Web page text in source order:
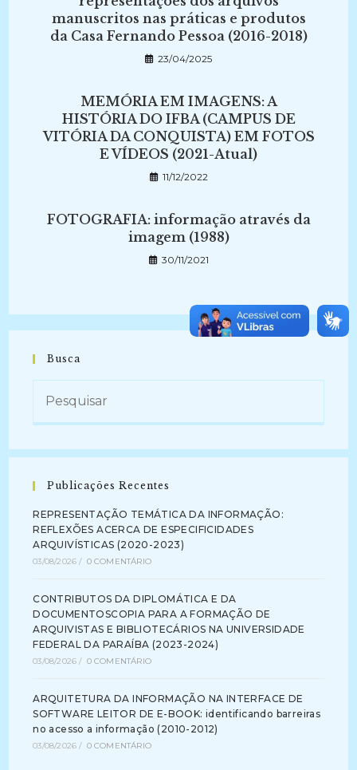
manuscritos nas práticas e produtos
da Casa Fernando Pessoa (2016-2018)
23/04/2025
MEMÓRIA EM IMAGENS: A
HISTÓRIA DO IFBA (CAMPUS DE
VITÓRIA DA CONQUISTA) EM FOTOS
E VÍDEOS (2021-Atual)
11/12/2022
FOTOGRAFIA: informação através da
imagem (1988)
30/11/2021
Busca
Publicações Recentes
REPRESENTAÇÃO TEMÁTICA DA INFORMAÇÃO:
REFLEXÕES ACERCA DE ESPECIFICIDADES
ARQUIVÍSTICAS (2020-2023)
03/08/2026 / 0 COMENTÁRIO
CONTRIBUTOS DA DIPLOMÁTICA E DA
DOCUMENTOSCOPIA PARA A FORMAÇÃO DE
ARQUIVISTAS E BIBLIOTECÁRIOS NA UNIVERSIDADE
FEDERAL DA PARAÍBA (2023-2024)
03/08/2026 / 0 COMENTÁRIO
ARQUITETURA DA INFORMAÇÃO NA INTERFACE DE
SOFTWARE LEITOR DE E-BOOK: identificando barreiras
no acesso a informação (2010-2012)
03/08/2026 / 0 COMENTÁRIO